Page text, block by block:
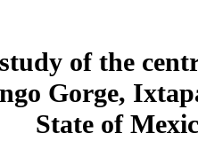
of the
Gorge,
State of